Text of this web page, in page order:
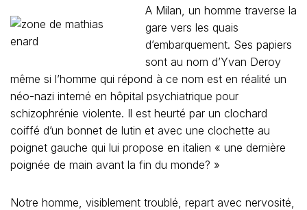
A Milan, un homme traverse la
gare vers les quais
d’embarquement. Ses papiers
sont au nom d’Yvan Deroy
même si l’homme qui répond à ce nom est en réalité un
néo-nazi interné en hôpital psychiatrique pour
schizophrénie violente. Il est heurté par un clochard
coiffé d’un bonnet de lutin et avec une clochette au
poignet gauche qui lui propose en italien « une dernière
poignée de main avant la fin du monde? »
Notre homme, visiblement troublé, repart avec nervosité,